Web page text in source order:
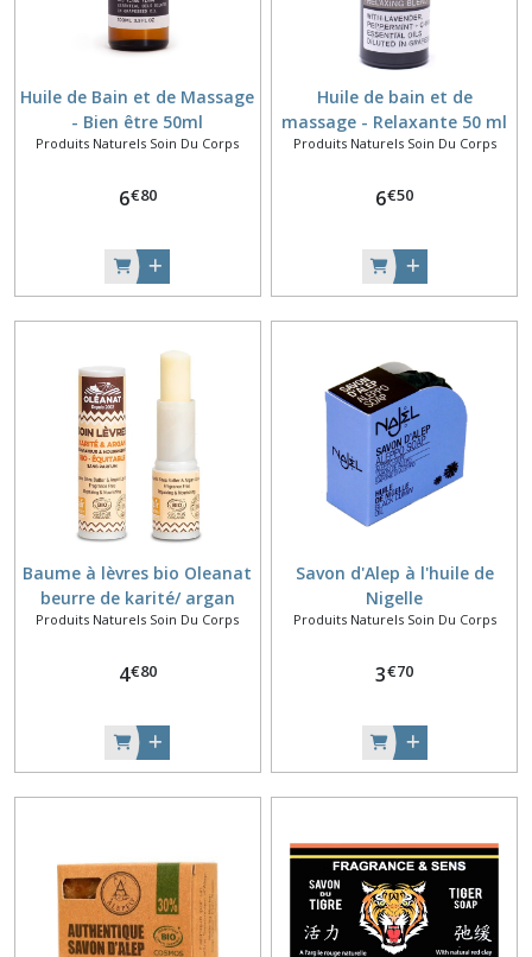
Huile de Bain et de Massage
- Bien être 50ml
Produits Naturels Soin Du Corps
6€80
Huile de bain et de
massage - Relaxante 50 ml
Produits Naturels Soin Du Corps
6€50
Baume à lèvres bio Oleanat
beurre de karité/ argan
Produits Naturels Soin Du Corps
4€80
Savon d'Alep à l'huile de
Nigelle
Produits Naturels Soin Du Corps
3€70